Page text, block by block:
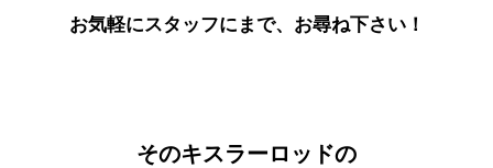
お気軽にスタッフにまで、お尋ね下さい！
そのキスラーロッドの